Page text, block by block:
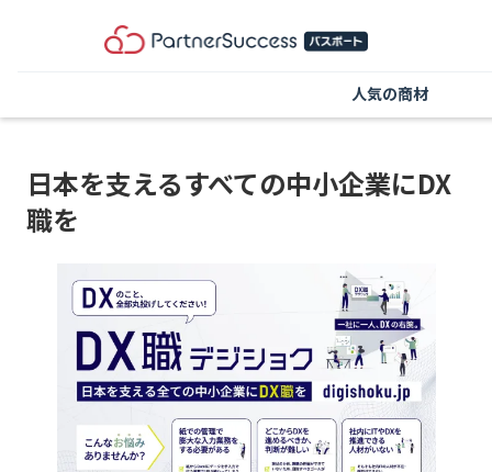
日本を支えるすべての中小企業にDX
職を
人気の商材